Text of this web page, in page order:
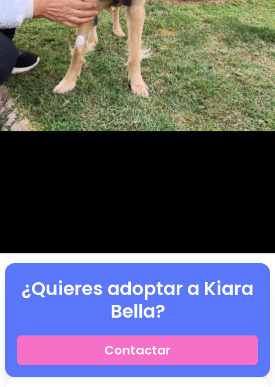
¿Quieres adoptar a Kiara
Bella?
Contactar